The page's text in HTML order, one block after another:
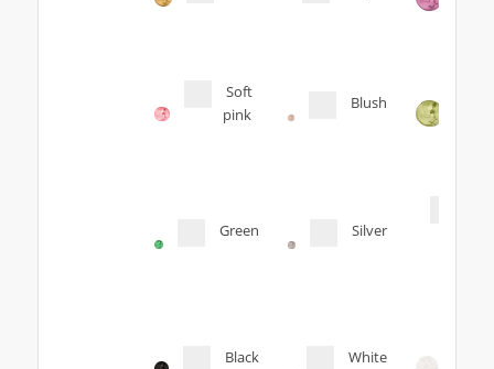
Soft
pink
Blush
Green Silver
Black White